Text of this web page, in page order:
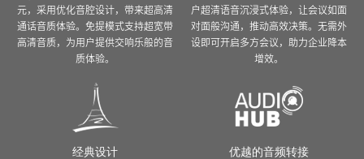
元，采用优化音腔设计，带来超高清
通话音质体验。免提模式支持超宽带
高清音质，为用户提供交响乐般的音
质体验。
户超清语音沉浸式体验，让会议如面
对面般沟通，推动高效决策。无需外
设即可开启多方会议，助力企业降本
增效。
经典设计 优越的音频转接